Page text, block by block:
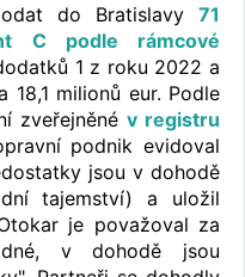
do Bratislavy 71
C podle rámcové
1 z roku 2022 a
milionů eur. Podle
zveřejněné v registru
podnik evidoval
jsou v dohodě
tajemství) a uložil
je považoval za
v dohodě jsou